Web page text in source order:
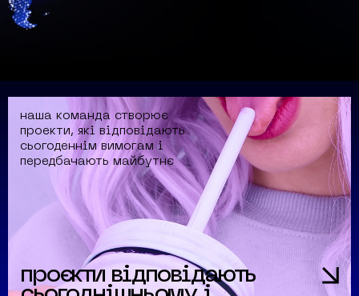
наша команда створює
проекти, які відповідають
сьогоденнім вимогам і
передбачають майбутнє
проєкти відповідають